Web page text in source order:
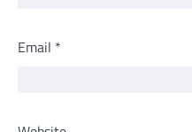
Email *